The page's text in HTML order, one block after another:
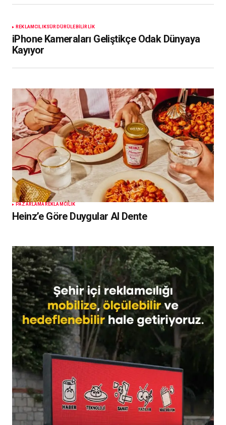
REKLAMCILIKSÜRDÜRÜLEBILIRLIK
iPhone Kameraları Geliştikçe Odak Dünyaya
Kayıyor
PAZARLAMA REKLAMCILIK
Heinz’e Göre Duygular Al Dente